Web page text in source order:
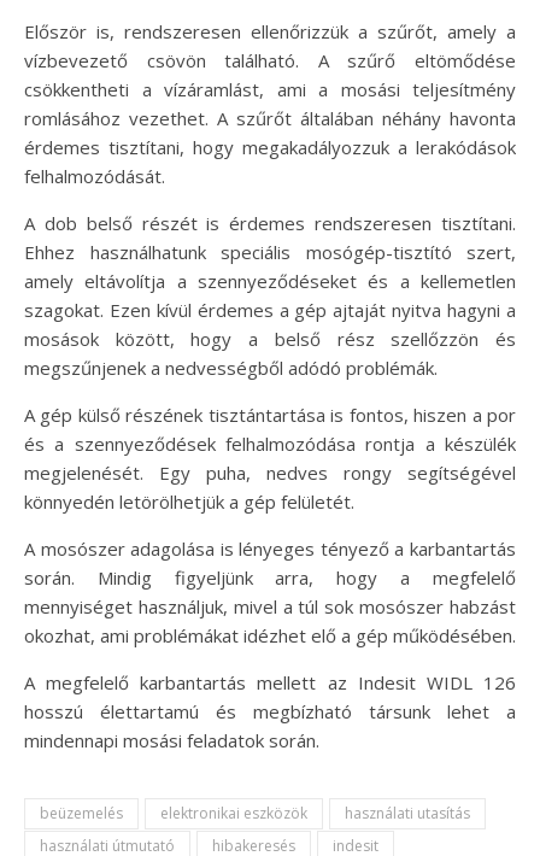
Először is, rendszeresen ellenőrizzük a szűrőt, amely a
vízbevezető csövön található. A szűrő eltömődése
csökkentheti a vízáramlást, ami a mosási teljesítmény
romlásához vezethet. A szűrőt általában néhány havonta
érdemes tisztítani, hogy megakadályozzuk a lerakódások
felhalmozódását.
A dob belső részét is érdemes rendszeresen tisztítani.
Ehhez használhatunk speciális mosógép-tisztító szert,
amely eltávolítja a szennyeződéseket és a kellemetlen
szagokat. Ezen kívül érdemes a gép ajtaját nyitva hagyni a
mosások között, hogy a belső rész szellőzzön és
megszűnjenek a nedvességből adódó problémák.
A gép külső részének tisztántartása is fontos, hiszen a por
és a szennyeződések felhalmozódása rontja a készülék
megjelenését. Egy puha, nedves rongy segítségével
könnyedén letörölhetjük a gép felületét.
A mosószer adagolása is lényeges tényező a karbantartás
során. Mindig figyeljünk arra, hogy a megfelelő
mennyiséget használjuk, mivel a túl sok mosószer habzást
okozhat, ami problémákat idézhet elő a gép működésében.
A megfelelő karbantartás mellett az Indesit WIDL 126
hosszú élettartamú és megbízható társunk lehet a
mindennapi mosási feladatok során.
beüzemelés elektronikai eszközök
használati utasítás
használati útmutató
hibakeresés
indesit